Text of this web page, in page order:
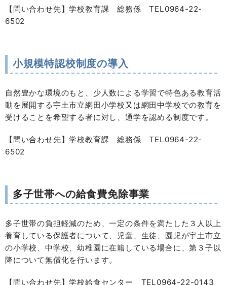
【問い合わせ先】学校教育課 総務係 TEL0964-22-
6502
小規模特認校制度の導入
自然豊かな環境のもと、少人数による学習で特色ある教育活
動を展開する宇土市立網田小学校又は網田中学校での教育を
受けることを希望する者に対し、通学を認める制度です。
【問い合わせ先】学校教育課 総務係 TEL0964-22-
6502
多子世帯への給食費免除事業
多子世帯の負担軽減のため、一定の条件を満たした３人以上
養育している保護者について、児童、生徒、園児が宇土市立
の小学校、中学校、幼稚園に在籍している場合に、第３子以
降について無償化を行います。
【問い合わせ先】学校給食センター TEL0964-22-0143